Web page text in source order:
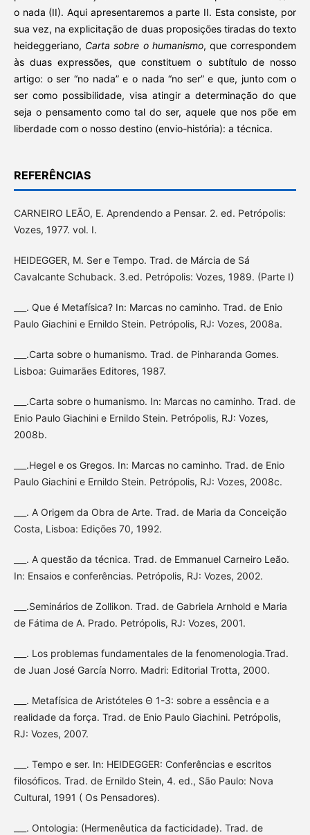
o nada (II). Aqui apresentaremos a parte II. Esta consiste, por
sua vez, na explicitação de duas proposições tiradas do texto
heideggeriano, Carta sobre o humanismo, que correspondem
às duas expressões, que constituem o subtítulo de nosso
artigo: o ser “no nada” e o nada “no ser” e que, junto com o
ser como possibilidade, visa atingir a determinação do que
seja o pensamento como tal do ser, aquele que nos põe em
liberdade com o nosso destino (envio-história): a técnica.
REFERÊNCIAS
CARNEIRO LEÃO, E. Aprendendo a Pensar. 2. ed. Petrópolis:
Vozes, 1977. vol. I.
HEIDEGGER, M. Ser e Tempo. Trad. de Márcia de Sá
Cavalcante Schuback. 3.ed. Petrópolis: Vozes, 1989. (Parte I)
___. Que é Metafísica? In: Marcas no caminho. Trad. de Enio
Paulo Giachini e Ernildo Stein. Petrópolis, RJ: Vozes, 2008a.
___.Carta sobre o humanismo. Trad. de Pinharanda Gomes.
Lisboa: Guimarães Editores, 1987.
___.Carta sobre o humanismo. In: Marcas no caminho. Trad. de
Enio Paulo Giachini e Ernildo Stein. Petrópolis, RJ: Vozes,
2008b.
___.Hegel e os Gregos. In: Marcas no caminho. Trad. de Enio
Paulo Giachini e Ernildo Stein. Petrópolis, RJ: Vozes, 2008c.
___. A Origem da Obra de Arte. Trad. de Maria da Conceição
Costa, Lisboa: Edições 70, 1992.
___. A questão da técnica. Trad. de Emmanuel Carneiro Leão.
In: Ensaios e conferências. Petrópolis, RJ: Vozes, 2002.
___.Seminários de Zollikon. Trad. de Gabriela Arnhold e Maria
de Fátima de A. Prado. Petrópolis, RJ: Vozes, 2001.
___. Los problemas fundamentales de la fenomenologia.Trad.
de Juan José García Norro. Madri: Editorial Trotta, 2000.
___. Metafísica de Aristóteles Θ 1-3: sobre a essência e a
realidade da força. Trad. de Enio Paulo Giachini. Petrópolis,
RJ: Vozes, 2007.
___. Tempo e ser. In: HEIDEGGER: Conferências e escritos
filosóficos. Trad. de Ernildo Stein, 4. ed., São Paulo: Nova
Cultural, 1991 ( Os Pensadores).
___. Ontologia: (Hermenêutica da facticidade). Trad. de